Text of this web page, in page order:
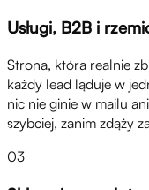
Usługi, B2B i
Strona, która realnie
każdy lead ląduje w
nic nie ginie w mailu
szybciej, zanim zdąży
03